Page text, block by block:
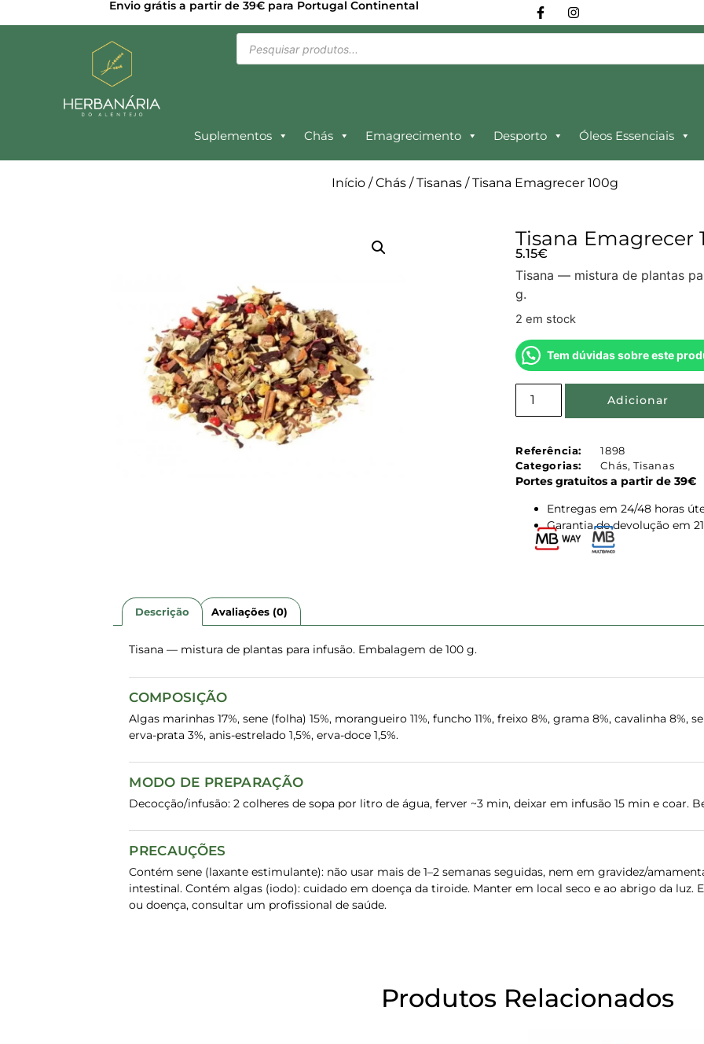
Envio grátis a partir de 39€ para Portugal Continental
Suplementos Chás Emagrecimento Desporto Óleos Essenciais
Início /Chás /Tisanas / Tisana Emagrecer 100g
Tisana Emagrecer
5.15€
Tisana — mistura de plantas
g.
2 em stock
Tem dúvidas sobre este
Adicionar
Referência:
1898
Categorias:
Chás,Tisanas
Portes gratuitos a partir de 39€
Entregas em 24/48 horas
Garantia de devolução em
Descrição Avaliações (0)
Tisana — mistura de plantas para infusão. Embalagem de 100 g.
COMPOSIÇÃO
Algas marinhas 17%, sene (folha) 15%, morangueiro 11%, funcho 11%, freixo 8%, grama 8%, cavalinha 8%,
erva-prata 3%, anis-estrelado 1,5%, erva-doce 1,5%.
MODO DE PREPARAÇÃO
Decocção/infusão: 2 colheres de sopa por litro de água, ferver ~3 min, deixar em infusão 15 min e coar.
PRECAUÇÕES
Contém sene (laxante estimulante): não usar mais de 1–2 semanas seguidas, nem em gravidez/
intestinal. Contém algas (iodo): cuidado em doença da tiroide. Manter em local seco e ao abrigo da luz.
ou doença, consultar um profissional de saúde.
Produtos Relacionados